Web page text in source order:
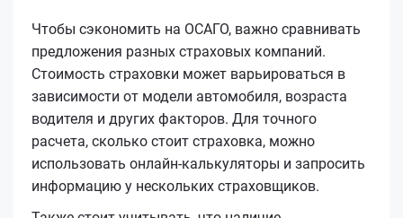
Чтобы сэкономить на ОСАГО, важно сравнивать
предложения разных страховых компаний.
Стоимость страховки может варьироваться в
зависимости от модели автомобиля, возраста
водителя и других факторов. Для точного
расчета, сколько стоит страховка, можно
использовать онлайн-калькуляторы и запросить
информацию у нескольких страховщиков.